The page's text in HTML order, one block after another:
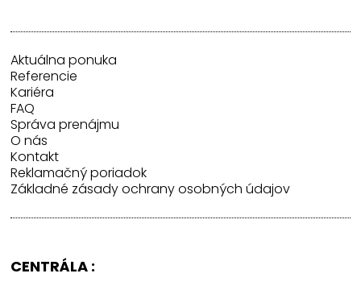
Aktuálna ponuka
Referencie
Kariéra
FAQ
Správa prenájmu
O nás
Kontakt
Reklamačný poriadok
Základné zásady ochrany osobných údajov
CENTRÁLA :